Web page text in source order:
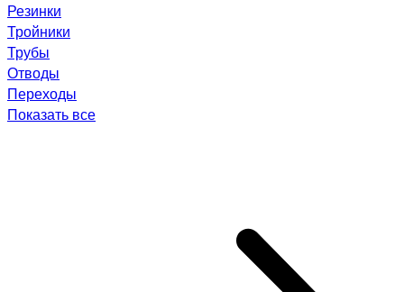
Резинки
Тройники
Трубы
Отводы
Переходы
Показать все